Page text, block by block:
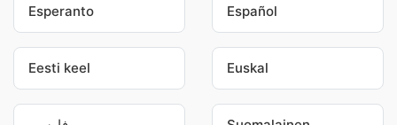
Esperanto Español
Eesti keel Euskal